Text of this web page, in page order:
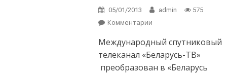
05/01/2013 admin 575
Комментарии
января
преобразован в
«Беларусь 24»
Международный спутниковый
телеканал «Беларусь-ТВ»
преобразован в «Беларусь